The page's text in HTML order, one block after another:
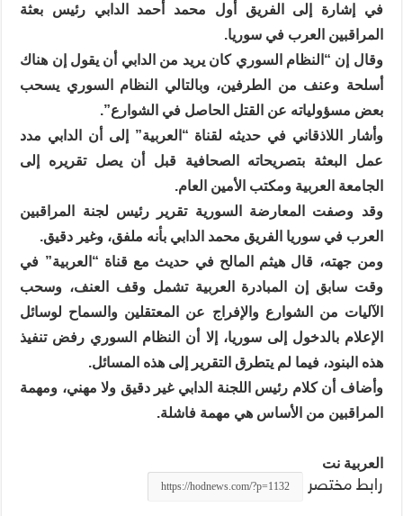
في إشارة إلى الفريق أول محمد أحمد الدابي رئيس بعثة
المراقبين العرب في سوريا.
وقال إن “النظام السوري كان يريد من الدابي أن يقول إن هناك
أسلحة وعنف من الطرفين، وبالتالي النظام السوري يسحب
بعض مسؤولياته عن القتل الحاصل في الشوارع”.
وأشار اللاذقاني في حديثه لقناة “العربية” إلى أن الدابي مدد
عمل البعثة بتصريحاته الصحافية قبل أن يصل تقريره إلى
الجامعة العربية ومكتب الأمين العام.
وقد وصفت المعارضة السورية تقرير رئيس لجنة المراقبين
العرب في سوريا الفريق محمد الدابي بأنه ملفق، وغير دقيق.
ومن جهته، قال هيثم المالح في حديث مع قناة “العربية” في
وقت سابق إن المبادرة العربية تشمل وقف العنف، وسحب
الآليات من الشوارع والإفراج عن المعتقلين والسماح لوسائل
الإعلام بالدخول إلى سوريا، إلا أن النظام السوري رفض تنفيذ
هذه البنود، فيما لم يتطرق التقرير إلى هذه المسائل.
وأضاف أن كلام رئيس اللجنة الدابي غير دقيق ولا مهني، ومهمة
المراقبين من الأساس هي مهمة فاشلة.
العربية نت
رابط مختصر